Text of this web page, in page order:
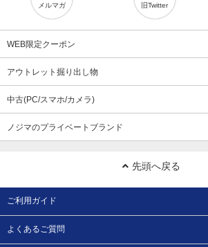
メルマガ 旧Twitter
WEB限定クーポン
アウトレット掘り出し物
中古(PC/スマホ/カメラ)
ノジマのプライベートブランド
先頭へ戻る
ご利用ガイド
よくあるご質問